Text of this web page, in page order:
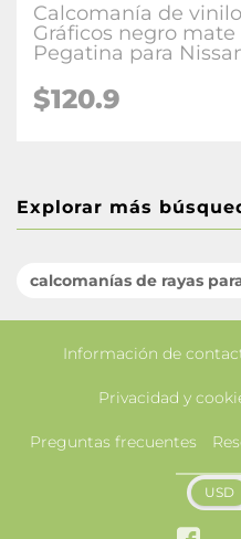
Calcomanía de
Gráficos negro
Pegatina para
$120.9
Explorar más
calcomanías de rayas
Información de
Privacidad y
Preguntas frecuentes
USD